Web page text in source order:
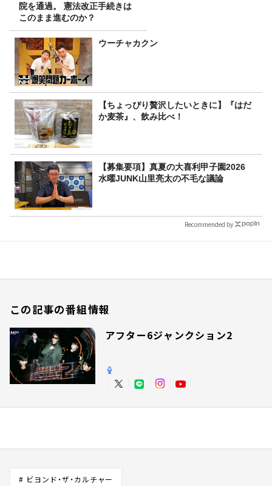
院を通過。 憲法改正手続きは
このまま進むのか？
ウーチャカクン
【ちょっぴり贅沢したいときに】『はだ
か麦茶』、飲み比べ！
【募集要項】真夏の大喜利甲子園2026
水曜JUNK山里亮太の不毛な議論
Recommended by
この記事の番組情報
アフター6ジャンクション2
# ビヨンド・ザ・カルチャー